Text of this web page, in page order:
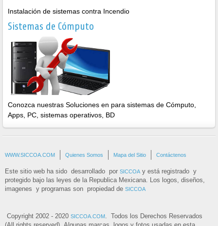
Instalación de sistemas contra Incendio
Sistemas de Cómputo
Conozca nuestras Soluciones en para sistemas de Cómputo,
Apps, PC, sistemas operativos, BD
WWW.SICCOA.COM Quienes Somos Mapa del Sitio Contáctenos
Este sitio web ha sido desarrollado por SICCOA y está registrado y
protegido bajo las leyes de la Republica Mexicana. Los logos, diseños,
imagenes y programas son propiedad de SICCOA
Copyright 2002 - 2020 SICCOA.COM. Todos los Derechos Reservados